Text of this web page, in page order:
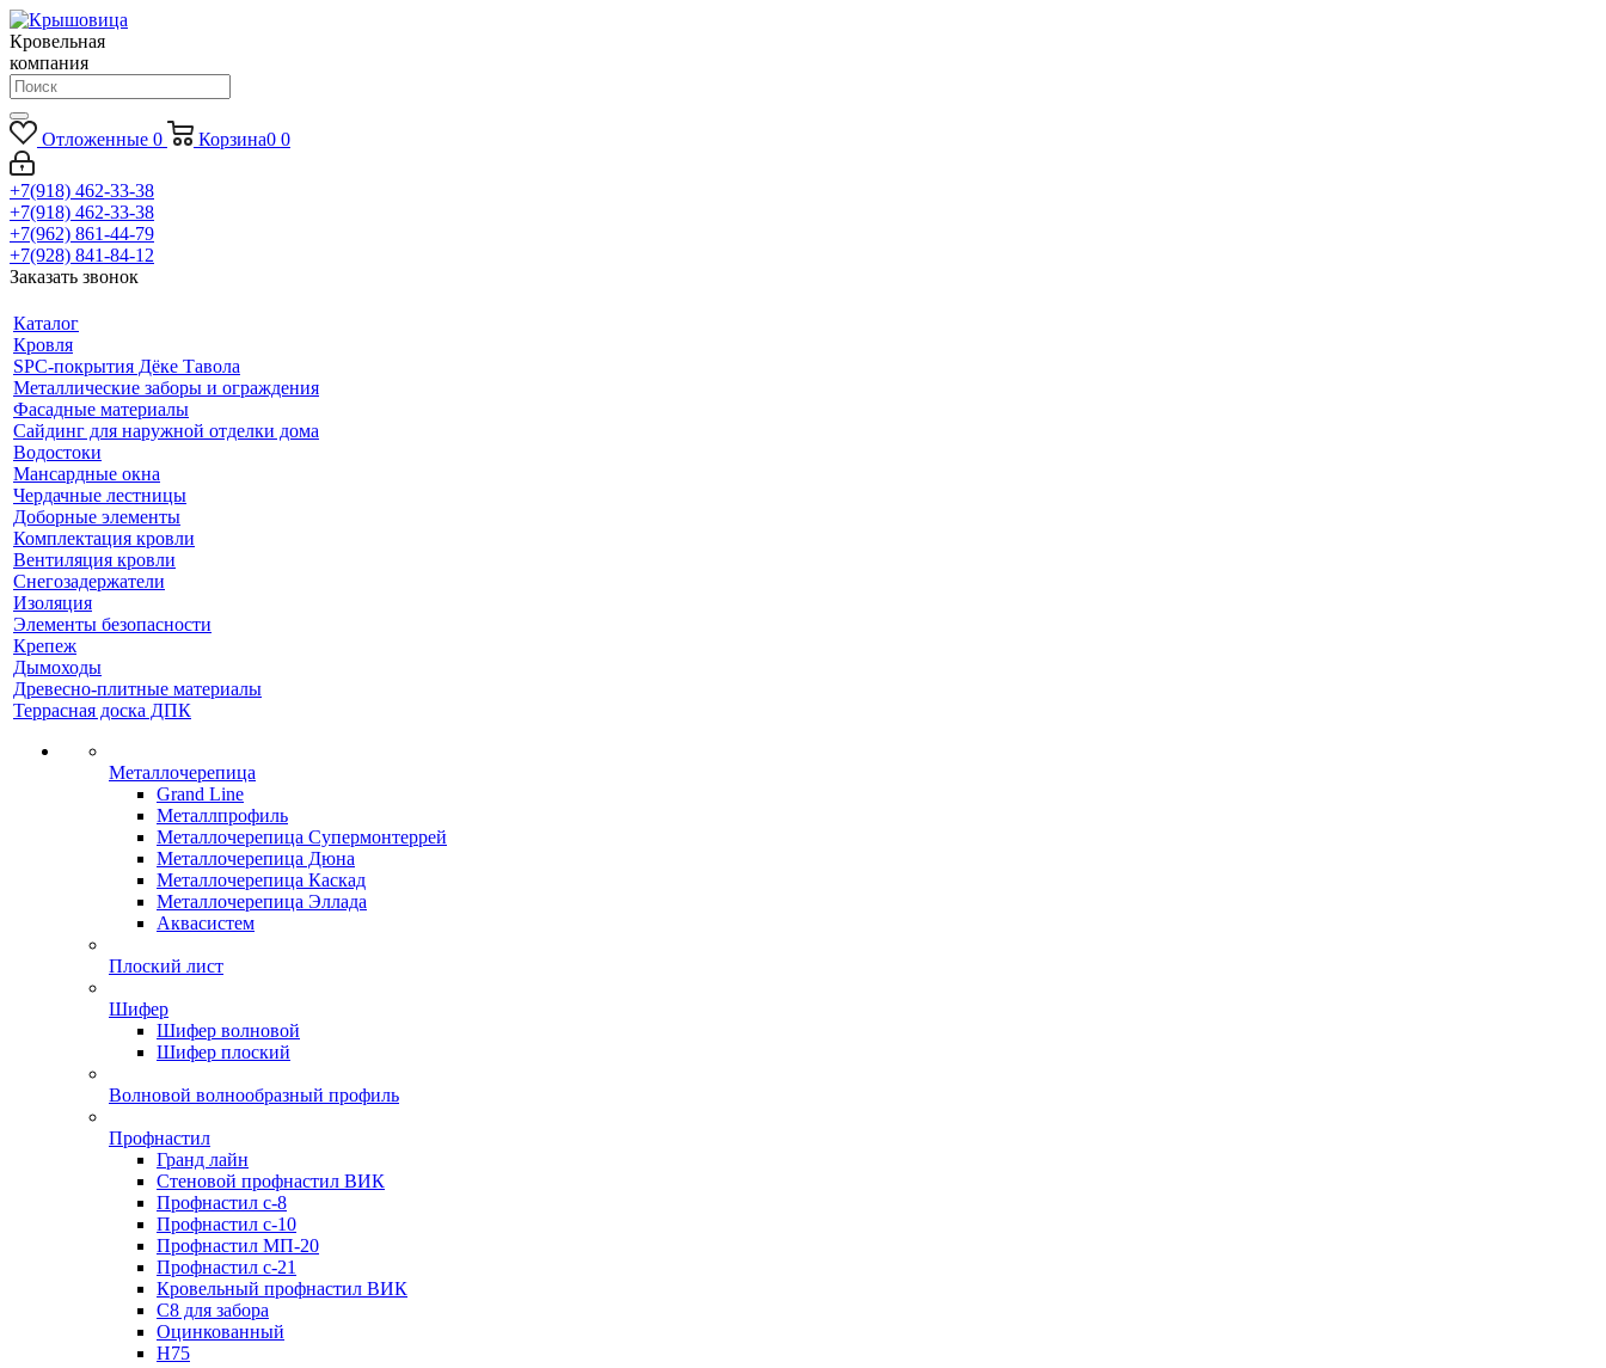
Кровельная
компания
Отложенные 0 Корзина0 0
+7(918) 462-33-38
+7(918) 462-33-38
+7(962) 861-44-79
+7(928) 841-84-12
Заказать звонок
Каталог
Кровля
SPC-покрытия Дёке Тавола
Металлические заборы и ограждения
Фасадные материалы
Сайдинг для наружной отделки дома
Водостоки
Мансардные окна
Чердачные лестницы
Доборные элементы
Комплектация кровли
Вентиляция кровли
Снегозадержатели
Изоляция
Элементы безопасности
Крепеж
Дымоходы
Древесно-плитные материалы
Террасная доска ДПК
Металлочерепица
Grand Line
Металлпрофиль
Металлочерепица Супермонтеррей
Металлочерепица Дюна
Металлочерепица Каскад
Металлочерепица Эллада
Аквасистем
Плоский лист
Шифер
Шифер волновой
Шифер плоский
Волновой волнообразный профиль
Профнастил
Гранд лайн
Стеновой профнастил ВИК
Профнастил с-8
Профнастил с-10
Профнастил МП-20
Профнастил с-21
Кровельный профнастил ВИК
С8 для забора
Оцинкованный
Н75